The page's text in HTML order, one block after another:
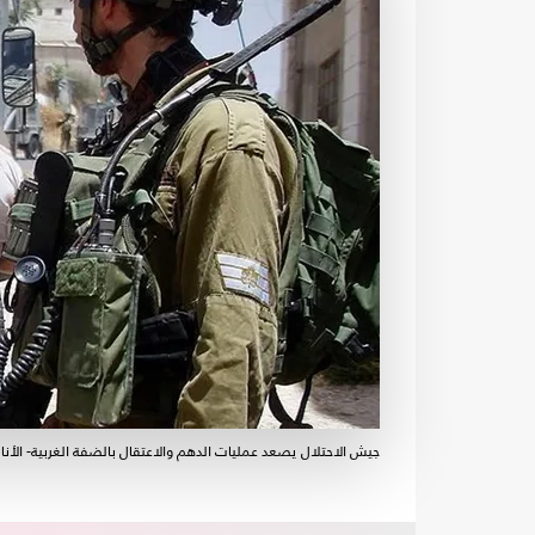
جيش الاحتلال يصعد عمليات الدهم والاعتقال بالضفة الغربية-